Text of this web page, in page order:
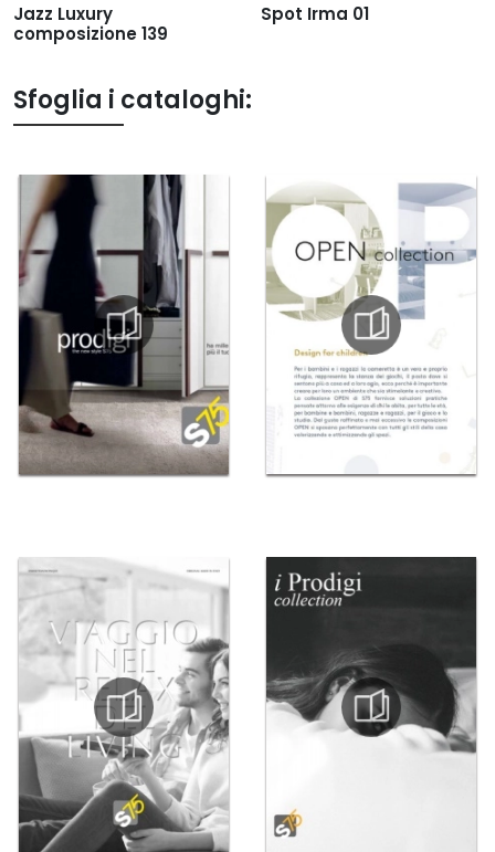
Jazz Luxury
composizione 139
Spot Irma 01
Sfoglia i cataloghi: